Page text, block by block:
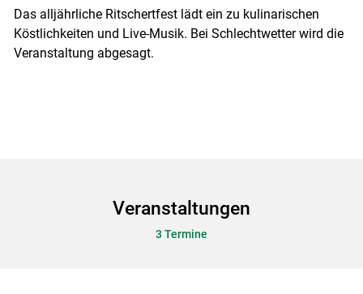
Das alljährliche Ritschertfest lädt ein zu kulinarischen
Köstlichkeiten und Live-Musik. Bei Schlechtwetter wird die
Veranstaltung abgesagt.
Veranstaltungen
3 Termine